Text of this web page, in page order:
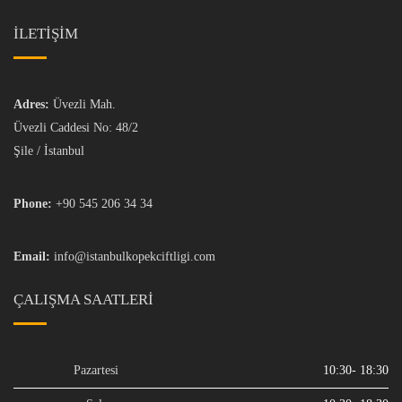
İLETİŞİM
Adres: Üvezli Mah.
Üvezli Caddesi No: 48/2
Şile / İstanbul
Phone: +90 545 206 34 34
Email: info@istanbulkopekciftligi.com
ÇALIŞMA SAATLERI
Pazartesi 10:30- 18:30